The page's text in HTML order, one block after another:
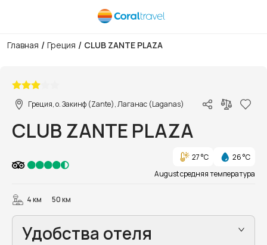
Главная / Греция / CLUB ZANTE PLAZA
Греция, о. Закинф (Zante), Лаганас (Laganas)
CLUB ZANTE PLAZA
27 °C
26 °C
August средняя температура
4 км 50 км
Удобства отеля